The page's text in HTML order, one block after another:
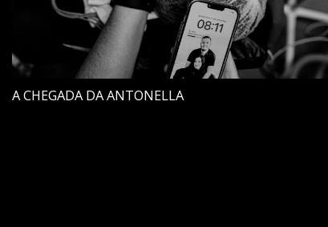
A CHEGADA DA ANTONELLA